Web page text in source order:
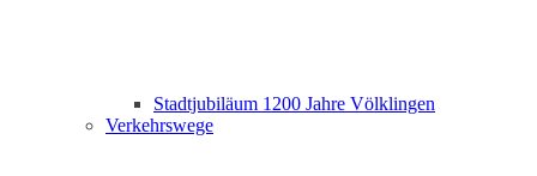
Stadtjubiläum 1200 Jahre Völklingen
Verkehrswege